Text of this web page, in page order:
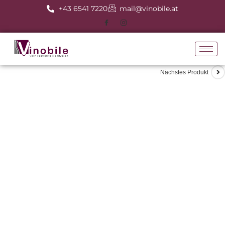
+43 6541 7220 mail@vinobile.at
Nächstes Produkt